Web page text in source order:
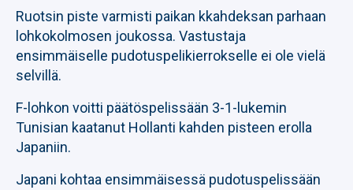
Ruotsin piste varmisti paikan kkahdeksan parhaan
lohkokolmosen joukossa. Vastustaja
ensimmäiselle pudotuspelikierrokselle ei ole vielä
selvillä.
F-lohkon voitti päätöspelissään 3-1-lukemin
Tunisian kaatanut Hollanti kahden pisteen erolla
Japaniin.
Japani kohtaa ensimmäisessä pudotuspelissään